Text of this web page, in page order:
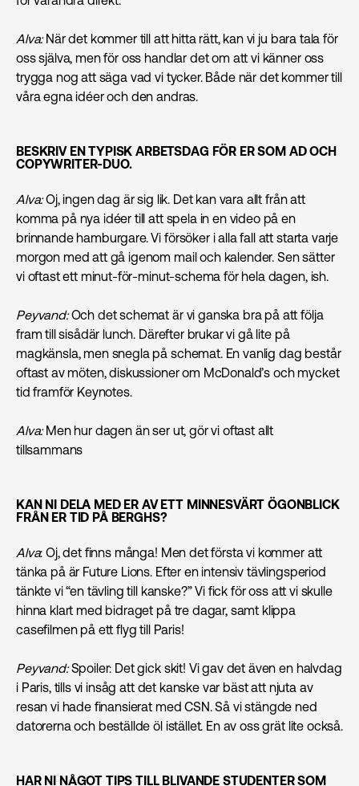
Alva:När det kommer till att hitta rätt, kan vi ju bara tala för
oss själva, men för oss handlar det om att vi känner oss
trygga nog att säga vad vi tycker. Både när det kommer till
våra egna idéer och den andras.
BESKRIV EN TYPISK ARBETSDAG FÖR ER SOM AD OCH
COPYWRITER-DUO.
Alva:Oj, ingen dag är sig lik. Det kan vara allt från att
komma på nya idéer till att spela in en video på en
brinnande hamburgare. Vi försöker i alla fall att starta varje
morgon med att gå igenom mail och kalender. Sen sätter
vi oftast ett minut-för-minut-schema för hela dagen, ish.
Peyvand:Och det schemat är vi ganska bra på att följa
fram till sisådär lunch. Därefter brukar vi gå lite på
magkänsla, men snegla på schemat. En vanlig dag består
oftast av möten, diskussioner om McDonald’s och mycket
tid framför Keynotes.
Alva:Men hur dagen än ser ut, gör vi oftast allt
tillsammans
KAN NI DELA MED ER AV ETT MINNESVÄRT ÖGONBLICK
FRÅN ER TID PÅ BERGHS?
Alva: Oj, det finns många! Men det första vi kommer att
tänka på är Future Lions. Efter en intensiv tävlingsperiod
tänkte vi “en tävling till kanske?” Vi fick för oss att vi skulle
hinna klart med bidraget på tre dagar, samt klippa
casefilmen på ett flyg till Paris!
Peyvand:Spoiler: Det gick skit! Vi gav det även en halvdag
i Paris, tills vi insåg att det kanske var bäst att njuta av
resan vi hade finansierat med CSN. Så vi stängde ned
datorerna och beställde öl istället. En av oss grät lite också.
HAR NI NÅGOT TIPS TILL BLIVANDE STUDENTER SOM